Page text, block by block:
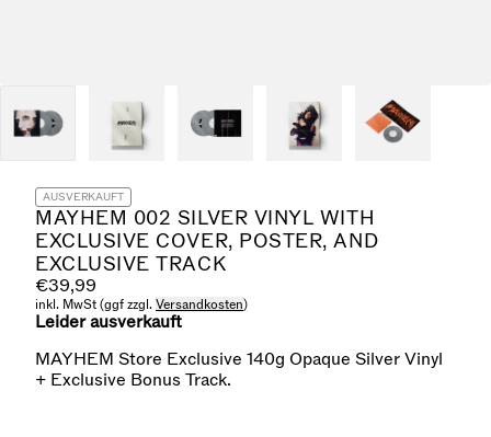
AUSVERKAUFT
MAYHEM 002 SILVER VINYL WITH
EXCLUSIVE COVER, POSTER, AND
EXCLUSIVE TRACK
€39,99
inkl. MwSt (ggf zzgl.Versandkosten)
Leider ausverkauft
MAYHEM Store Exclusive 140g Opaque Silver Vinyl
+ Exclusive Bonus Track.